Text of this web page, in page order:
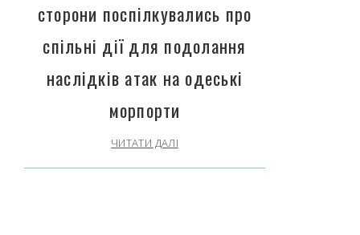
сторони поспілкувались про
спільні дії для подолання
наслідків атак на одеські
морпорти
ЧИТАТИ ДАЛІ